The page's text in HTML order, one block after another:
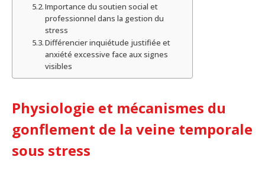
Importance du soutien social et
professionnel dans la gestion du
stress
Différencier inquiétude justifiée et
anxiété excessive face aux signes
visibles
Physiologie et mécanismes du
gonflement de la veine temporale
sous stress